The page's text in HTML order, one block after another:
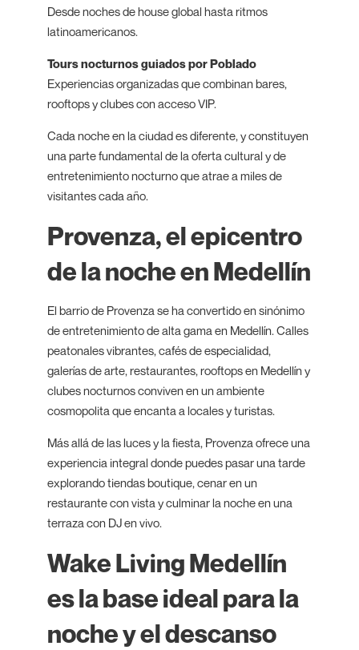
Desde noches de house global hasta ritmos
latinoamericanos.
Tours nocturnos guiados por Poblado
Experiencias organizadas que combinan bares,
rooftops y clubes con acceso VIP.
Cada noche en la ciudad es diferente, y constituyen
una parte fundamental de la oferta cultural y de
entretenimiento nocturno que atrae a miles de
visitantes cada año.
Provenza, el epicentro
de la noche en Medellín
El barrio de Provenza se ha convertido en sinónimo
de entretenimiento de alta gama en Medellín. Calles
peatonales vibrantes, cafés de especialidad,
galerías de arte, restaurantes, rooftops en Medellín y
clubes nocturnos conviven en un ambiente
cosmopolita que encanta a locales y turistas.
Más allá de las luces y la fiesta, Provenza ofrece una
experiencia integral donde puedes pasar una tarde
explorando tiendas boutique, cenar en un
restaurante con vista y culminar la noche en una
terraza con DJ en vivo.
Wake Living Medellín
es la base ideal para la
noche y el descanso